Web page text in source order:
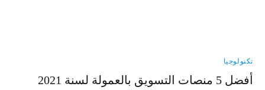
تكنولوجيا
أفضل 5 منصات التسويق بالعمولة لسنة 2021